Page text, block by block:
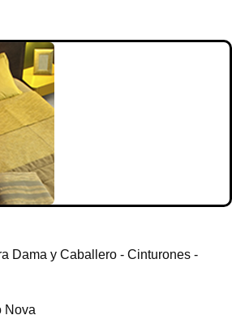
Dama y Caballero - Cinturones -
Nova